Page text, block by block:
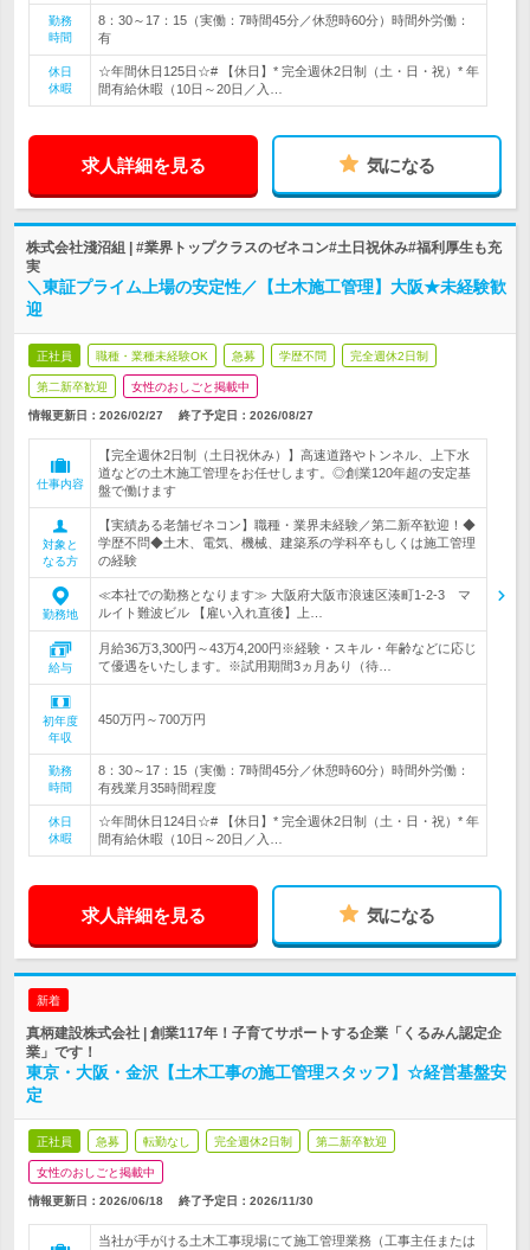
勤務
時間
8：30～17：15（実働：7時間45分／休憩時60分）時間外労働：
有
休日
休暇
☆年間休日125日☆# 【休日】* 完全週休2日制（土・日・祝）* 年
間有給休暇（10日～20日／入…
求人詳細を見る 気になる
株式会社淺沼組 | #業界トップクラスのゼネコン#土日祝休み#福利厚生も充
実
＼東証プライム上場の安定性／【土木施工管理】大阪★未経験歓
迎
正社員 職種・業種未経験OK 急募 学歴不問 完全週休2日制
第二新卒歓迎 女性のおしごと掲載中
情報更新日：2026/02/27 終了予定日： 2026/08/27
仕事内容
【完全週休2日制（土日祝休み）】高速道路やトンネル、上下水
道などの土木施工管理をお任せします。◎創業120年超の安定基
盤で働けます
対象と
なる方
【実績ある老舗ゼネコン】職種・業界未経験／第二新卒歓迎！◆
学歴不問◆土木、電気、機械、建築系の学科卒もしくは施工管理
の経験
勤務地
≪本社での勤務となります≫ 大阪府大阪市浪速区湊町1-2-3 マ
ルイト難波ビル 【雇い入れ直後】上…
給与
月給36万3,300円～43万4,200円※経験・スキル・年齢などに応じ
て優遇をいたします。※試用期間3ヵ月あり（待…
初年度
年収
450万円～700万円
勤務
時間
8：30～17：15（実働：7時間45分／休憩時60分）時間外労働：
有残業月35時間程度
休日
休暇
☆年間休日124日☆# 【休日】* 完全週休2日制（土・日・祝）* 年
間有給休暇（10日～20日／入…
求人詳細を見る 気になる
新着
真柄建設株式会社 | 創業117年！子育てサポートする企業「くるみん認定企
業」です！
東京・大阪・金沢【土木工事の施工管理スタッフ】☆経営基盤安
定
正社員 急募 転勤なし 完全週休2日制 第二新卒歓迎
女性のおしごと掲載中
情報更新日：2026/06/18 終了予定日： 2026/11/30
当社が手がける土木工事現場にて施工管理業務（工事主任または